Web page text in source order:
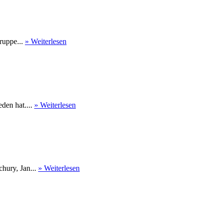
» Weiterlesen
hat.... » Weiterlesen
Jan... » Weiterlesen